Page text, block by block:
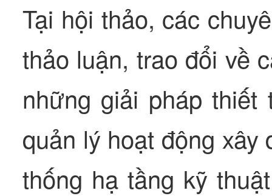
Tại hội thảo, các
thảo luận, trao đổi về
những giải pháp
quản lý hoạt động
thống hạ tầng kỹ